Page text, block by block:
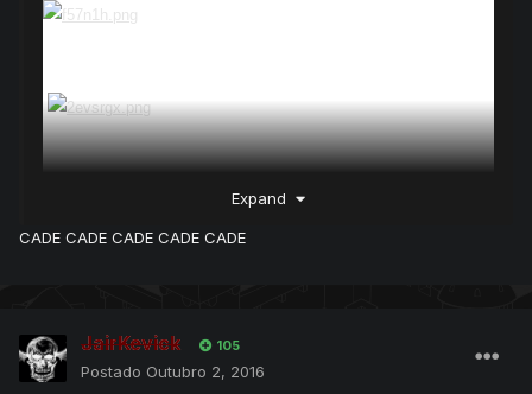
├ Mapa
├ Download;
Expand
CADE CADE CADE CADE CADE
JairKevick 105
Postado Outubro 2, 2016